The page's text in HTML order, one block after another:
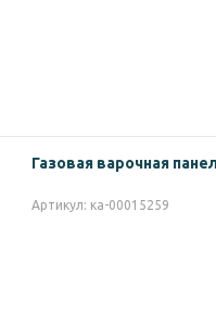
Газовая варочная
Артикул: ка-00015259